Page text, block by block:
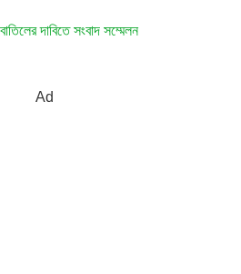
দাবিতে সংবাদ সম্মেলন